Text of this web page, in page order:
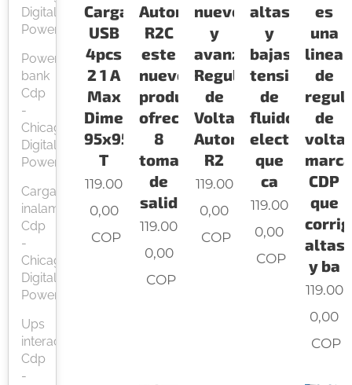
Digital
Power
Power
bank
Cdp
-
Chicago
Digital
Power
Cargador
inalambrico
Cdp
-
Chicago
Digital
Power
Ups
interactiva
Cdp
-
Cargadores
USB
4pcs
2 1 A
Max
Dimensiones
95x95x95mm
T
119.00
0,00
COP
Automatico
R2C
este
nuevo
producto
ofrece
8
tomas
de
salid
119.00
0,00
COP
nuevo
y
avanzado
Regulador
de
Voltaje
Automatico
R2
119.00
0,00
COP
altas
y
bajas
tensiones
de
fluido
electronico
que
ca
119.00
0,00
COP
es
una
linea
de
de
marca
CDP
que
altas
y ba
119.00
0,00
COP